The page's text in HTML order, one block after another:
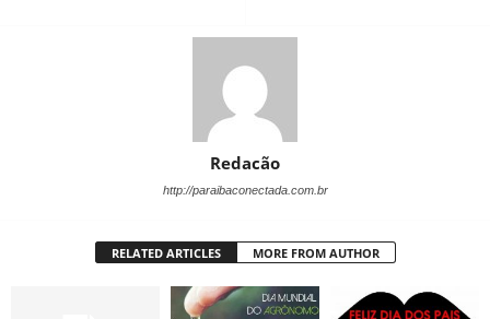
Redacão
http://paraibaconectada.com.br
RELATED ARTICLES MORE FROM AUTHOR